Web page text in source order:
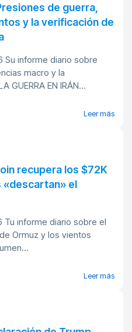
de guerra,
y la verificación de
Su informe diario sobre
macro y la
GUERRA EN IRÁN...
Leer más
recupera los $72K
«descartan» el
informe diario sobre el
Ormuz y los vientos
Leer más